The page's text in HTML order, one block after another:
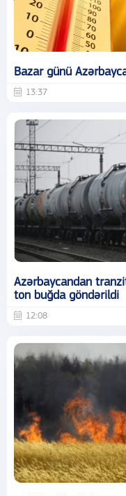
Bazar günü
13:37
Azərbaycandan
ton buğda göndərildi
12:08